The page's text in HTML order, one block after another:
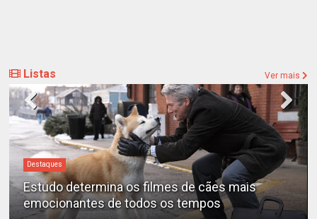
Listas Ver mais
Destaques
“A Entidade” é o filme de terror mais
de todos os tempos, segundo a ciência